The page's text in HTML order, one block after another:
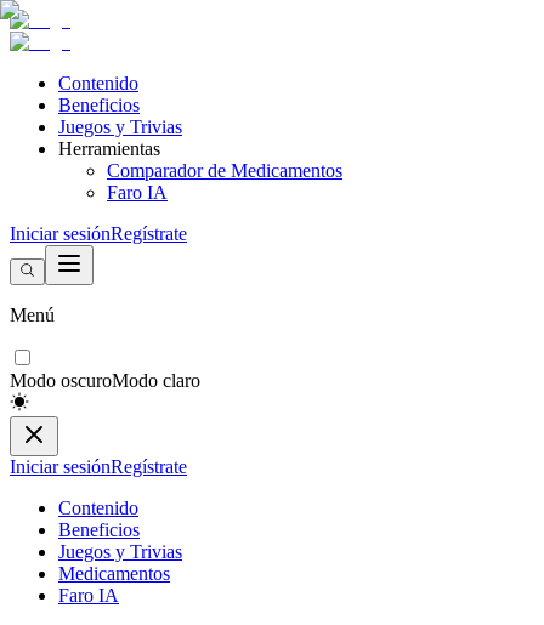
Contenido
Beneficios
Juegos y Trivias
Herramientas
Comparador de Medicamentos
Faro IA
Iniciar sesiónRegístrate
Menú
Modo oscuroModo claro
Iniciar sesiónRegístrate
Contenido
Beneficios
Juegos y Trivias
Medicamentos
Faro IA